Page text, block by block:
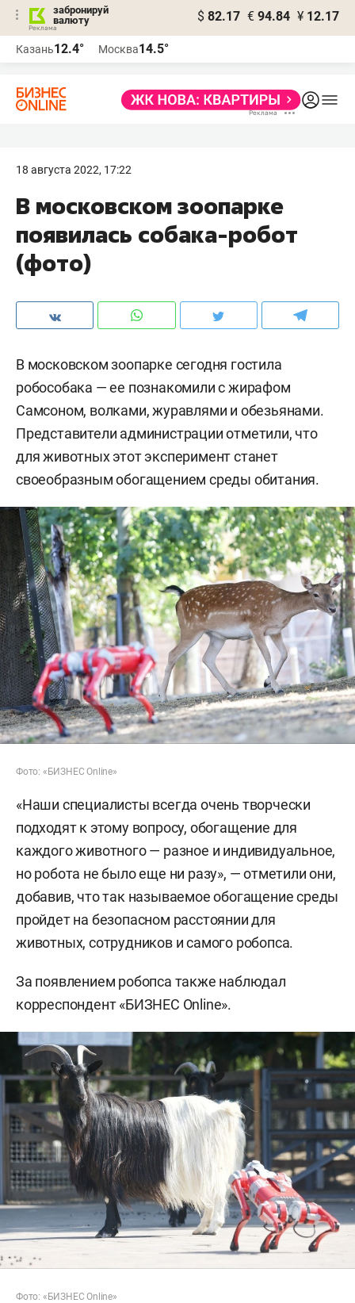
забронируй
валюту
$ 82.17 € 94.84 ¥ 12.17
Казань12.4° Москва14.5°
18 августа 2022, 17:22
В московском зоопарке
появилась собака-робот
(фото)
В московском зоопарке сегодня гостила
робособака — ее познакомили с жирафом
Самсоном, волками, журавлями и обезьянами.
Представители администрации отметили, что
для животных этот эксперимент станет
своеобразным обогащением среды обитания.
Фото: «БИЗНЕС Online»
«Наши специалисты всегда очень творчески
подходят к этому вопросу, обогащение для
каждого животного — разное и индивидуальное,
но робота не было еще ни разу», — отметили они,
добавив, что так называемое обогащение среды
пройдет на безопасном расстоянии для
животных, сотрудников и самого робопса.
За появлением робопса также наблюдал
корреспондент «БИЗНЕС Online».
Фото: «БИЗНЕС Online»